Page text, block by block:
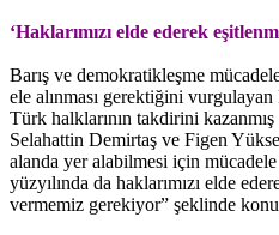
‘Haklarımızı elde ederek
Barış ve demokratikleşme
ele alınması gerektiğini
Türk halklarının takdirini
Selahattin Demirtaş ve Figen
alanda yer alabilmesi için
yüzyılında da haklarımızı elde
vermemiz gerekiyor” şeklinde